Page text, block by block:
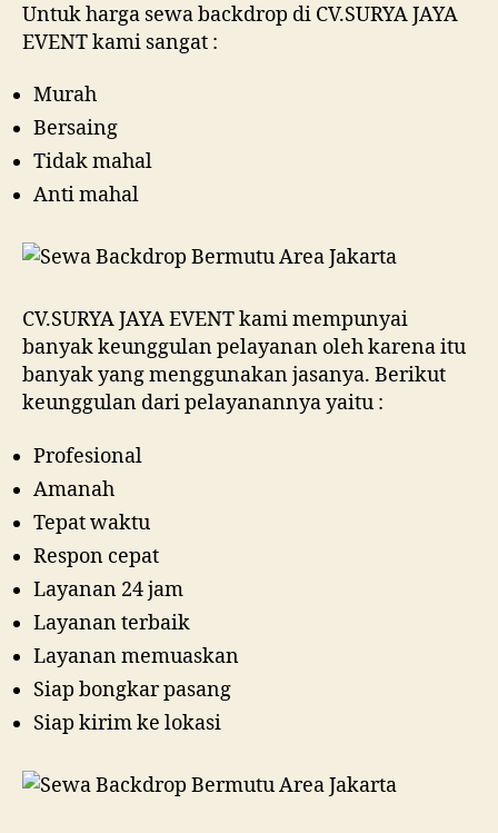
Untuk harga sewa backdrop di CV.SURYA JAYA
EVENT kami sangat :
Murah
Bersaing
Tidak mahal
Anti mahal
CV.SURYA JAYA EVENT kami mempunyai
banyak keunggulan pelayanan oleh karena itu
banyak yang menggunakan jasanya. Berikut
keunggulan dari pelayanannya yaitu :
Profesional
Amanah
Tepat waktu
Respon cepat
Layanan 24 jam
Layanan terbaik
Layanan memuaskan
Siap bongkar pasang
Siap kirim ke lokasi